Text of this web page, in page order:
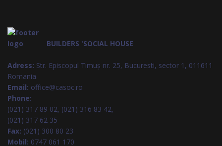
BUILDERS 'SOCIAL HOUSE
Adress: Str. Episcopul Timuș nr. 25, Bucuresti, sector 1, 011611
Romania
Email: office@casoc.ro
Phone:
(021) 317 89 02, (021) 316 83 42,
(021) 317 62 35
Fax: (021) 300 80 23
Mobil: 0747 061 170